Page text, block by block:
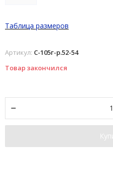
Таблица размеров
Артикул: С-105г-р.52-54
Товар закончился